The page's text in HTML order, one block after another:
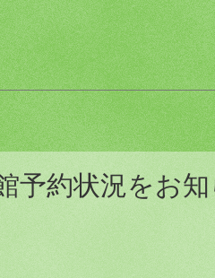
予約状況をお